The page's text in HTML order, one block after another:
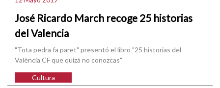
José Ricardo March recoge 25 historias
del Valencia
"Tota pedra fa paret" presentó el libro "25 historias del
València CF que quizá no conozcas"
Cultura